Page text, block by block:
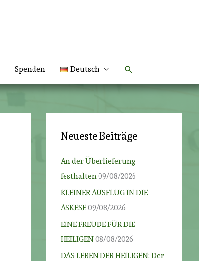
Spenden Deutsch Suchen
Neueste Beiträge
An der Überlieferung
festhalten09/08/2026
KLEINER AUSFLUG IN DIE
ASKESE09/08/2026
EINE FREUDE FÜR DIE
HEILIGEN08/08/2026
DAS LEBEN DER HEILIGEN: Der